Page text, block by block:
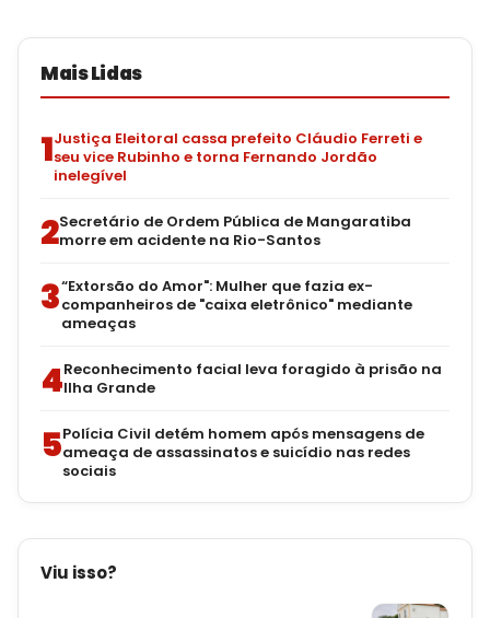
Mais Lidas
1Justiça Eleitoral cassa prefeito Cláudio Ferreti e
seu vice Rubinho e torna Fernando Jordão
inelegível
2Secretário de Ordem Pública de Mangaratiba
morre em acidente na Rio-Santos
3“Extorsão do Amor": Mulher que fazia ex-
companheiros de "caixa eletrônico" mediante
ameaças
4Reconhecimento facial leva foragido à prisão na
Ilha Grande
5Polícia Civil detém homem após mensagens de
ameaça de assassinatos e suicídio nas redes
sociais
Viu isso?